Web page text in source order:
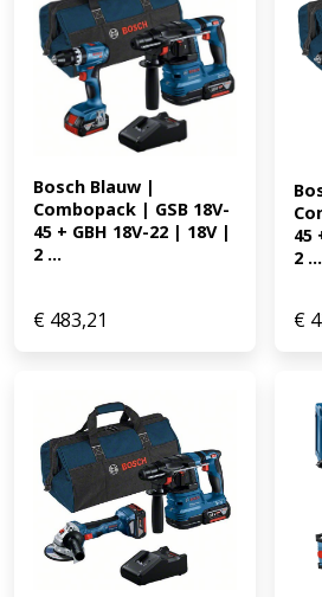
Bosch Blauw |
Combopack | GSB 18V-
45 + GBH 18V-22 | 18V |
2 ...
€ 483,21
45
2 ...
€